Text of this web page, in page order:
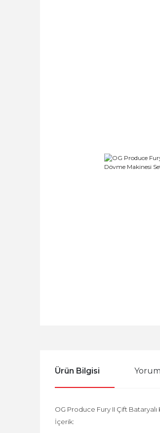
Ürün Bilgisi
OG Produce Fury II Çift
İçerik: